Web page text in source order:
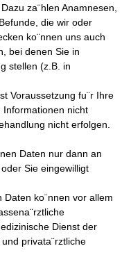
za¨hlen Anamnesen,
die wir oder
ko¨nnen uns auch
bei denen Sie in
stellen (z.B. in
Voraussetzung fu¨r Ihre
Informationen nicht
nicht erfolgen.
Daten nur dann an
Sie eingewilligt
ko¨nnen vor allem
Dienst der
privata¨rztliche